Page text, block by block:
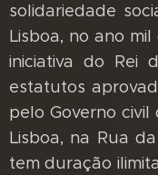
solidariedade
Lisboa, no ano
iniciativa do Rei
estatutos
pelo Governo civil
Lisboa, na Rua
tem duração